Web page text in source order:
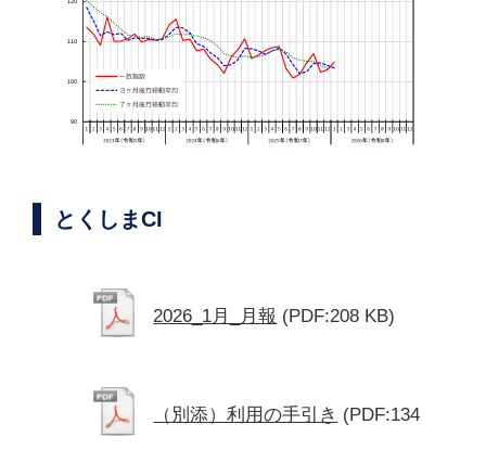
とくしまCI
2026_1月_月報 (PDF:208 KB)
（別添）利用の手引き (PDF:134